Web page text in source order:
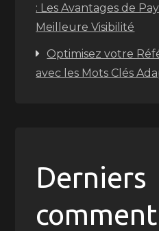
: Les Avantages de
Meilleure Visibilité
Optimisez votre
avec les Mots Clés
Derniers